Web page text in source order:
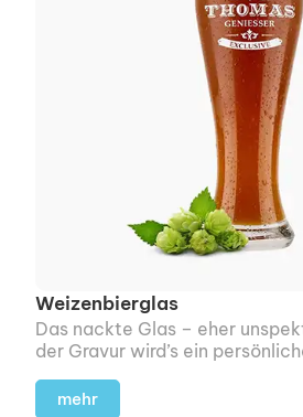
Weizenbierglas
Das nackte Glas – eher
der Gravur wird’s ein
mehr